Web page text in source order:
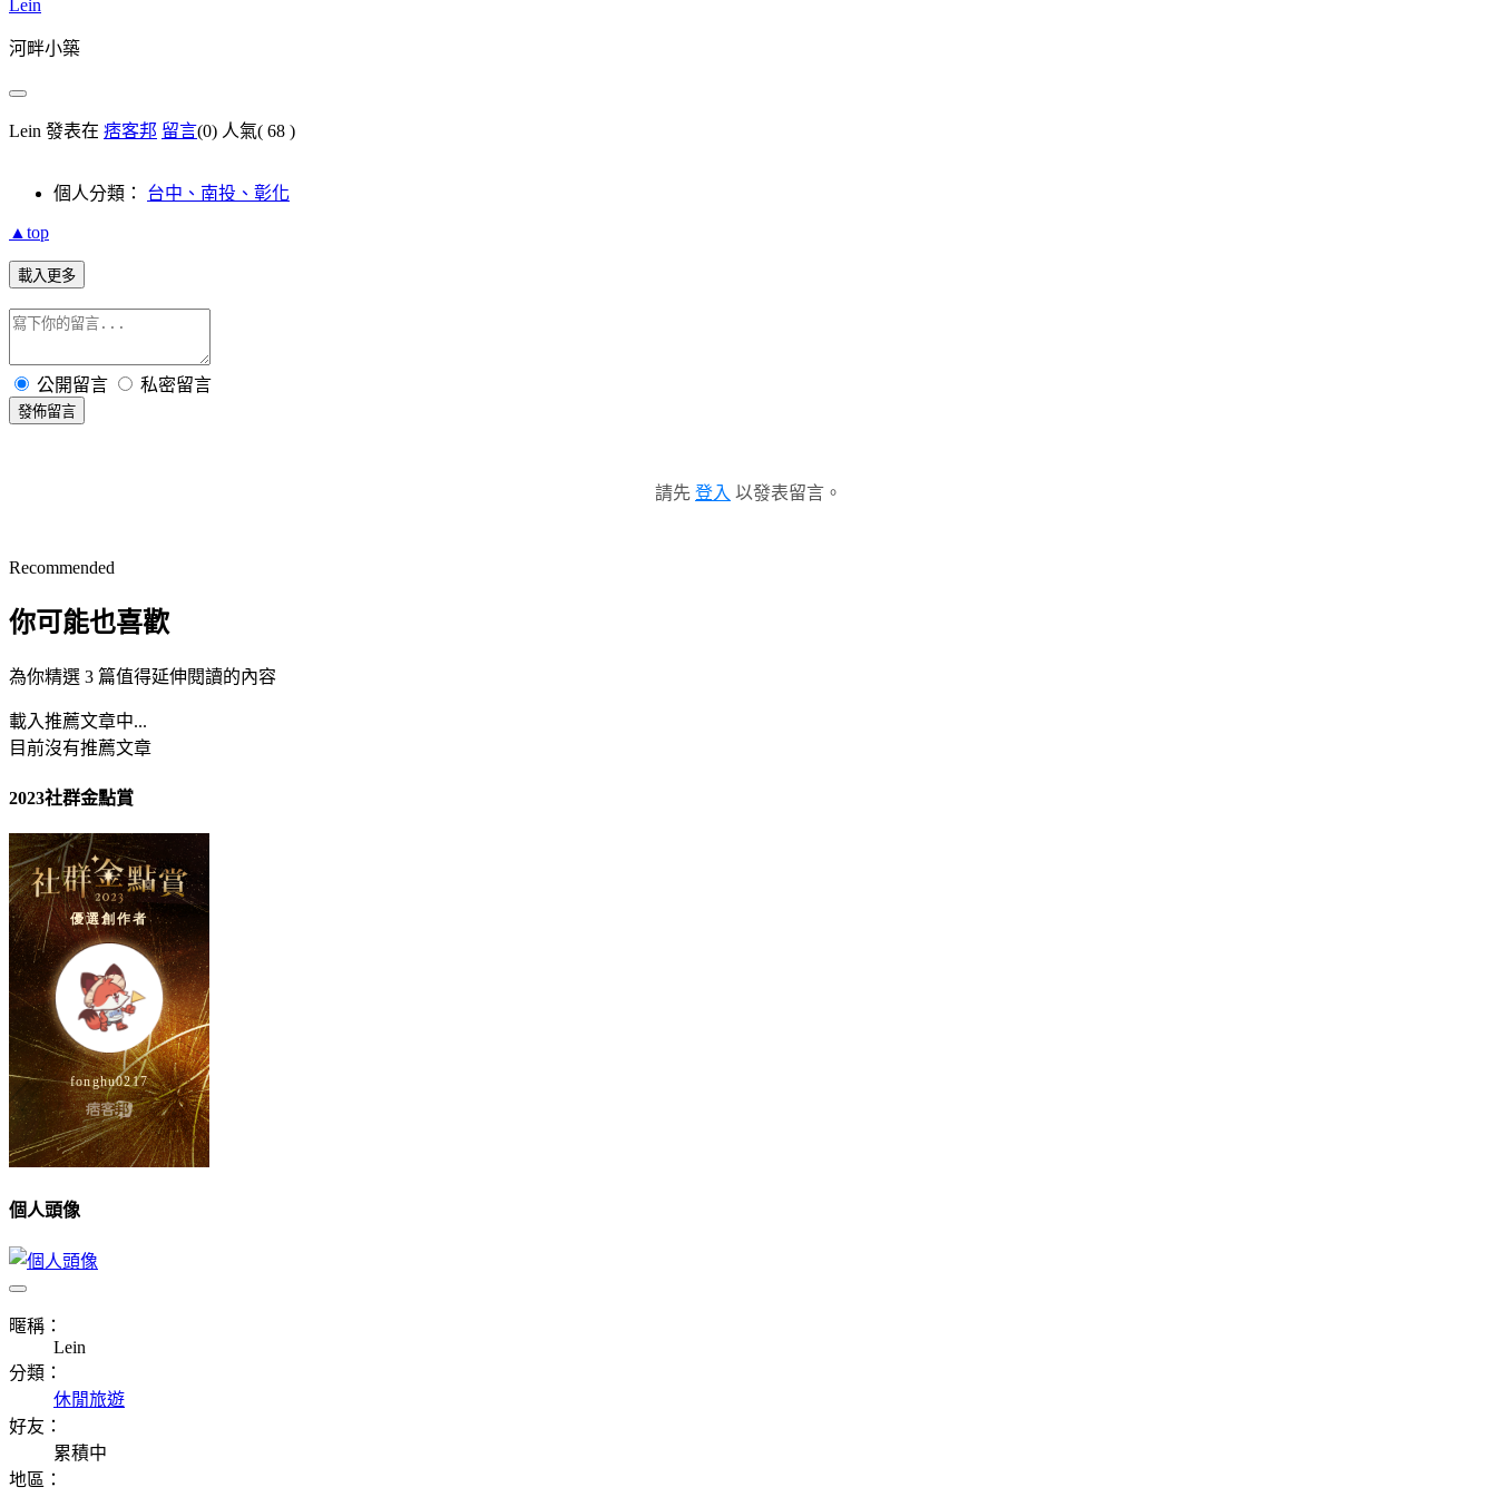
Lein
河畔小築
Lein 發表在 痞客邦 留言(0) 人氣( 68 )
個人分類： 台中、南投、彰化
▲top
載入更多
公開留言 私密留言
發佈留言
請先 登入 以發表留言。
Recommended
你可能也喜歡
為你精選 3 篇值得延伸閱讀的內容
載入推薦文章中...
目前沒有推薦文章
2023社群金點賞
個人頭像
暱稱：
Lein
分類：
休閒旅遊
好友：
累積中
地區：